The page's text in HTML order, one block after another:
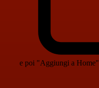
e poi "Aggiungi a Home"